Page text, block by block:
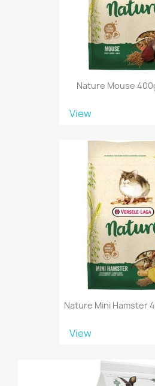
Nature Mouse
View
Nature Mini Hamster
View